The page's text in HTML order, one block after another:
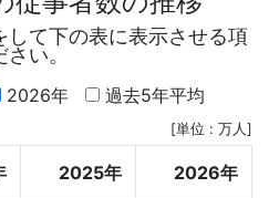
して下の表に表示させる項
い。
2026年 過去5年平均
[単位 : 万人]
2025年 2026年